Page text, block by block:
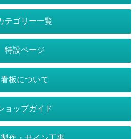
市中川区山王4-5-10
350-2662
い。
テゴリー一覧
バナースタンド
フロアサイン／路面表示
特設ページ
大型看板・突出看板特設ページ
看板について
ョップガイド